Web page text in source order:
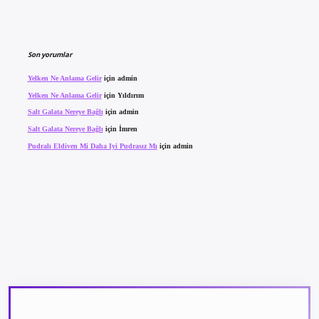
Son yorumlar
Yelken Ne Anlama Geliriçin admin
Yelken Ne Anlama Geliriçin Yıldırım
Salt Galata Nereye Bağlıiçin admin
Salt Galata Nereye Bağlı için İmren
Pudralı Eldiven Mi Daha Iyi Pudrasız Mı için admin